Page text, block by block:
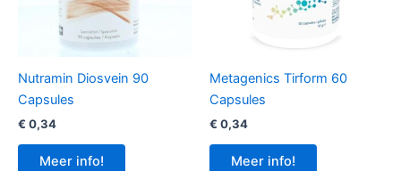
Nutramin Diosvein 90
Capsules
€ 0,34
Meer info!
Metagenics Tirform 60
Capsules
€ 0,34
Meer info!